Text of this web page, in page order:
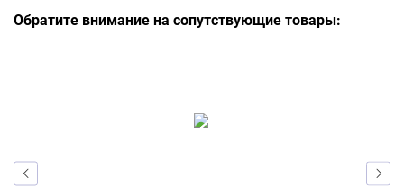
Обратите внимание на сопутствующие товары: